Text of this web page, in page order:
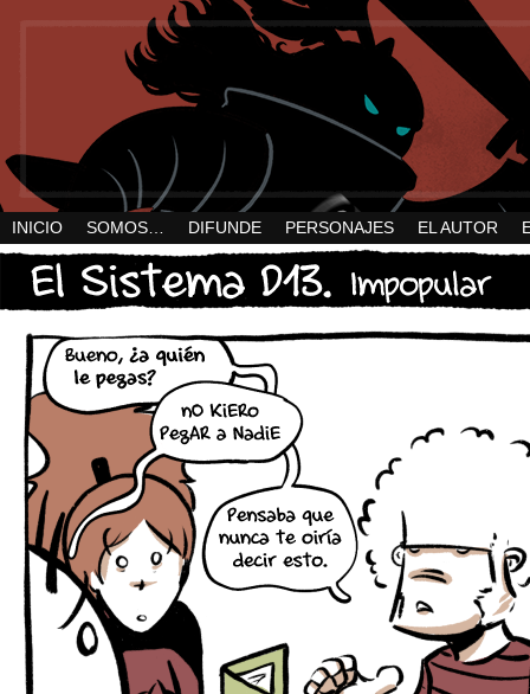
INICIO SOMOS… DIFUNDE PERSONAJES EL AUTOR